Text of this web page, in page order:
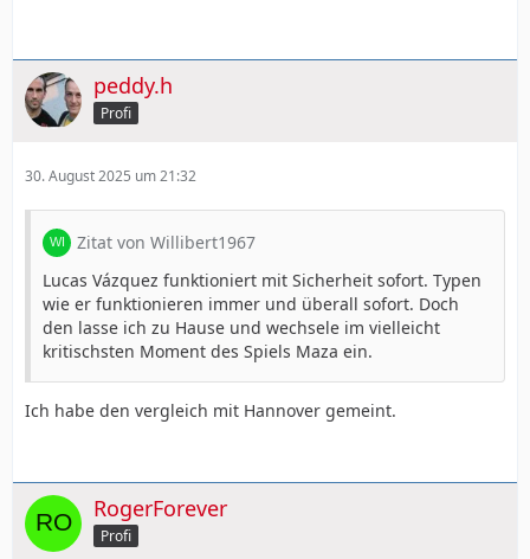
peddy.h
Profi
30. August 2025 um 21:32
Zitat von Willibert1967
Lucas Vázquez funktioniert mit Sicherheit sofort. Typen
wie er funktionieren immer und überall sofort. Doch
den lasse ich zu Hause und wechsele im vielleicht
kritischsten Moment des Spiels Maza ein.
Ich habe den vergleich mit Hannover gemeint.
RogerForever
Profi